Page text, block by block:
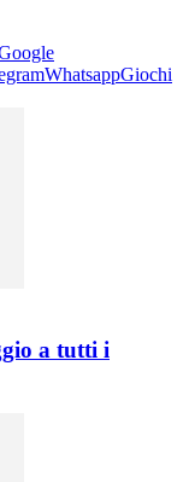
WhatsappGiochi
a tutti i